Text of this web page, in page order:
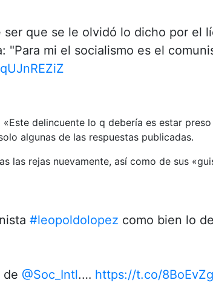
que se le olvidó lo dicho por el
mi el socialismo es el
delincuente lo q debería es estar
algunas de las respuestas publicadas.
las rejas nuevamente, así como de sus
#leopoldolopez como bien lo
de @Soc_Intl.… https://t.co/